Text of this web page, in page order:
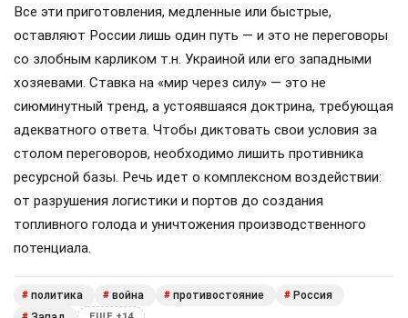
Все эти приготовления, медленные или быстрые,
оставляют России лишь один путь — и это не переговоры
со злобным карликом т.н. Украиной или его западными
хозяевами. Ставка на «мир через силу» — это не
сиюминутный тренд, а устоявшаяся доктрина, требующая
адекватного ответа. Чтобы диктовать свои условия за
столом переговоров, необходимо лишить противника
ресурсной базы. Речь идет о комплексном воздействии:
от разрушения логистики и портов до создания
топливного голода и уничтожения производственного
потенциала.
# политика # война # противостояние # Россия